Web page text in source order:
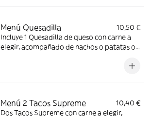
Menú Quesadilla
10,50 €
Incluye 1 Quesadilla de queso con carne a
elegir, acompañado de nachos o patatas o
(La imagen muestra una Quesadilla partida
Menú 2 Tacos Supreme
10,40 €
Dos Tacos Supreme con carne a elegir,